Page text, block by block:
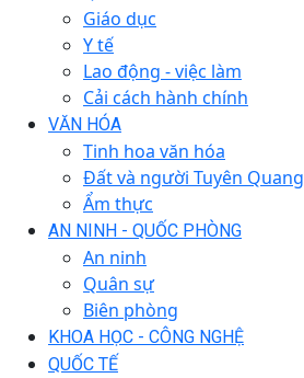
Giáo dục
Y tế
Lao động - việc làm
Cải cách hành chính
VĂN HÓA
Tinh hoa văn hóa
Đất và người Tuyên Quang
Ẩm thực
AN NINH - QUỐC PHÒNG
An ninh
Quân sự
Biên phòng
KHOA HỌC - CÔNG NGHỆ
QUỐC TẾ